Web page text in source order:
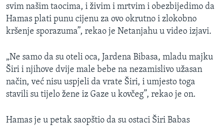
svim našim taocima, i živim i mrtvim i obezbijedimo da
Hamas plati punu cijenu za ovo okrutno i zlokobno
kršenje sporazuma”, rekao je Netanjahu u video izjavi.
„Ne samo da su oteli oca, Jardena Bibasa, mladu majku
Širi i njihove dvije male bebe na nezamislivo užasan
način, već nisu uspjeli da vrate Širi, i umjesto toga
stavili su tijelo žene iz Gaze u kovčeg”, rekao je on.
Hamas je u petak saopštio da su ostaci Širi Babas